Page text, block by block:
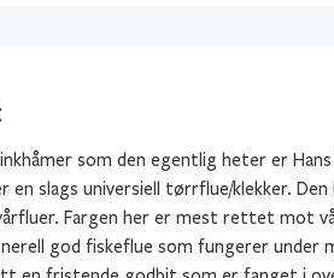
som den egentlig heter er Hans
en slags universiell tørrflue/klekker.
Fargen her er mest rettet mot
god fiskeflue som fungerer under